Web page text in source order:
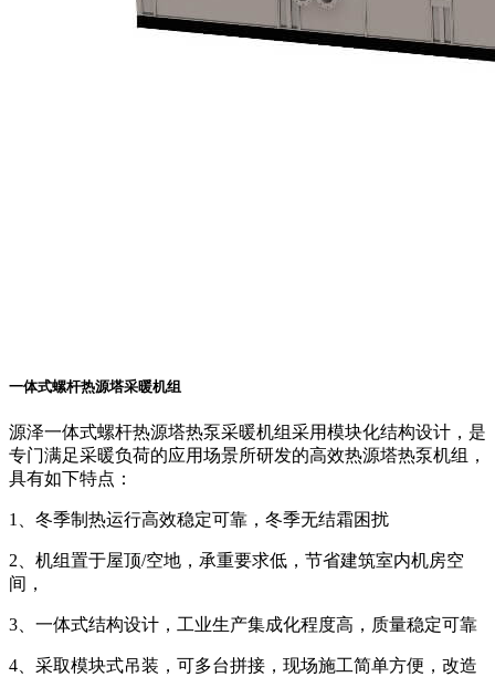
一体式螺杆热源塔采暖机组
源泽一体式螺杆热源塔热泵采暖机组采用模块化结构设计，是
专门满足采暖负荷的应用场景所研发的高效热源塔热泵机组，
具有如下特点：
1、冬季制热运行高效稳定可靠，冬季无结霜困扰
2、机组置于屋顶/空地，承重要求低，节省建筑室内机房空
间，
3、一体式结构设计，工业生产集成化程度高，质量稳定可靠
4、采取模块式吊装，可多台拼接，现场施工简单方便，改造